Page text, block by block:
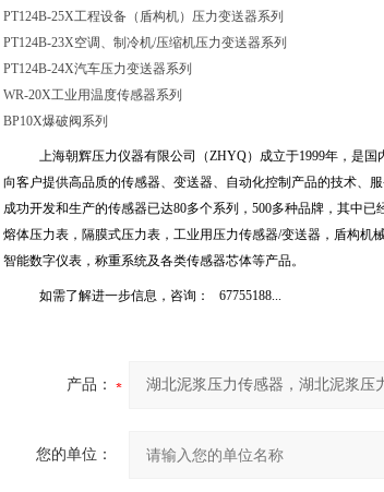
PT124B-25X工程设备（盾构机）压力变送器系列
PT124B-23X空调、制冷机/压缩机压力变送器系列
PT124B-24X汽车压力变送器系列
WR-20X工业用温度传感器系列
BP10X爆破阀系列
上海朝辉压力仪器有限公司（ZHYQ）成立于1999年，是国
向客户提供高品质的传感器、变送器、自动化控制产品的技术、
成功开发和生产的传感器已达80多个系列， 500多种品牌，其中已
熔体压力表，隔膜式压力表，工业用压力传感器/变送器，盾构机
智能数字仪表，称重系统及各类传感器芯体等产品。
如需了解进一步信息，咨询： 67755188...
产品：
您的单位：